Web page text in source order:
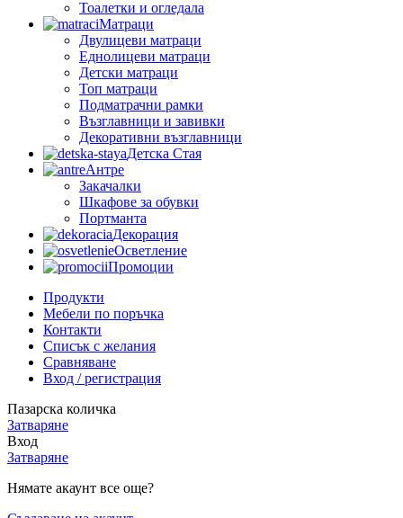
Тоалетки и огледала
Матраци
Двулицеви матраци
Еднолицеви матраци
Детски матраци
Топ матраци
Подматрачни рамки
Възглавници и завивки
Декоративни възглавници
Детска Стая
Антре
Закачалки
Шкафове за обувки
Портманта
Декорация
Осветление
Промоции
Продукти
Мебели по поръчка
Контакти
Списък с желания
Сравняване
Вход / регистрация
Пазарска количка
Затваряне
Вход
Затваряне
Нямате акаунт все още?